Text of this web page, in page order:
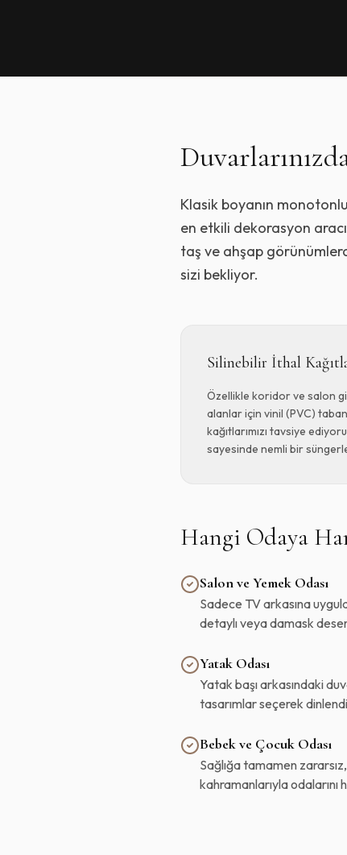
Klasik boyanın
en etkili dekorasyon
taş ve ahşap
sizi bekliyor.
Silinebilir İthal
Özellikle koridor ve salon
alanlar için vinil (PVC)
kağıtlarımızı tavsiye
sayesinde nemli bir
Hangi Odaya
Salon ve Yemek Odası
Sadece TV arkasına
detaylı veya damask
Yatak Odası
Yatak başı arkasındaki
tasarımlar seçerek
Bebek ve Çocuk Odası
Sağlığa tamamen
kahramanlarıyla odalarını